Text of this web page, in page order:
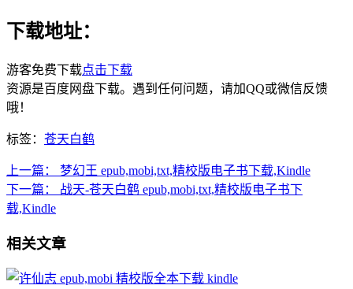
下载地址：
游客免费下载点击下载
资源是百度网盘下载。遇到任何问题，请加QQ或微信反馈
哦！
标签： 苍天白鹤
上一篇：
梦幻王 epub,mobi,txt,精校版电子书下载,Kindle
下一篇：
战天-苍天白鹤 epub,mobi,txt,精校版电子书下
载,Kindle
相关文章